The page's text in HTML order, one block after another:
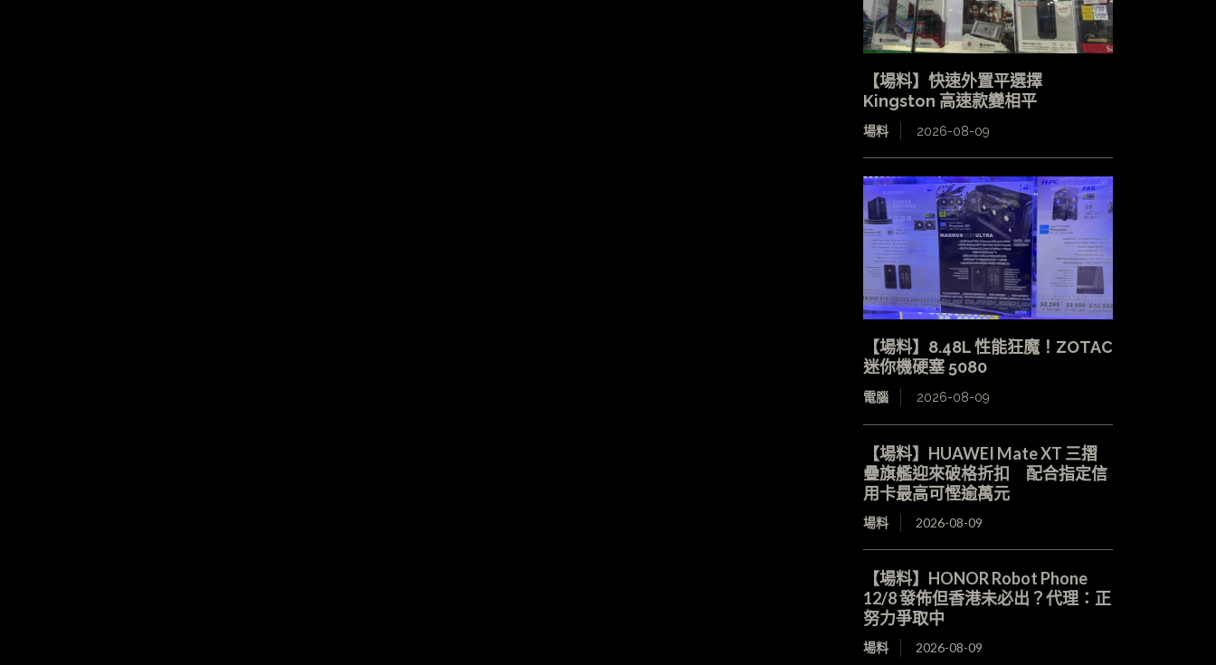
【場料】快速外置平選擇
Kingston 高速款變相平
場料 2026-08-09
【場料】8.48L 性能狂魔！ZOTAC
迷你機硬塞 5080
電腦 2026-08-09
【場料】HUAWEI Mate XT 三摺
疊旗艦迎來破格折扣 配合指定信
用卡最高可慳逾萬元
場料 2026-08-09
【場料】HONOR Robot Phone
12/8 發佈但香港未必出？代理：正
努力爭取中
場料 2026-08-09